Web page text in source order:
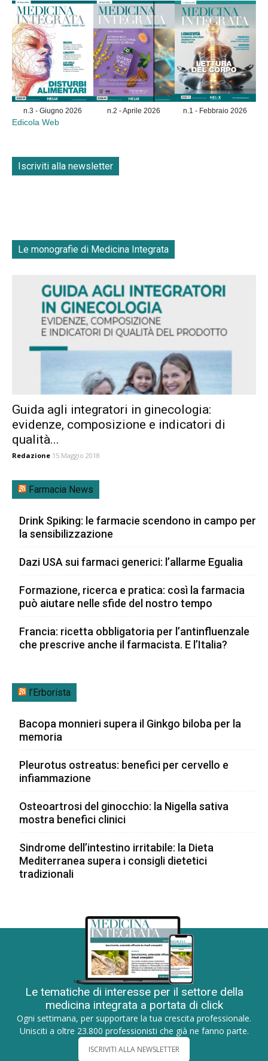
n.3 - Giugno 2026 n.2 - Aprile 2026 n.1 - Febbraio 2026
Edicola Web
Iscriviti alla newsletter
Le monografie di Medicina Integrata
Guida agli integratori in ginecologia:
evidenze, composizione e indicatori di
qualità...
Redazione 15 Maggio 2018
Farmacia News
Drink Spiking: le farmacie scendono in campo per
la sensibilizzazione
Dazi USA sui farmaci generici: l’allarme Egualia
Formazione, ricerca e pratica: così la farmacia
può aiutare nelle sfide del nostro tempo
Francia: ricetta obbligatoria per l’antinfluenzale
che prescrive anche il farmacista. E l’Italia?
l’Erborista
Bacopa monnieri supera il Ginkgo biloba per la
memoria
Pleurotus ostreatus: benefici per cervello e
infiammazione
Osteoartrosi del ginocchio: la Nigella sativa
mostra benefici clinici
Sindrome dell’intestino irritabile: la Dieta
Mediterranea supera i consigli dietetici
tradizionali
Le tematiche di interesse per il settore della
medicina integrata a portata di click
Ogni settimana, per supportare la tua crescita professionale.
Unisciti a oltre 23.800 professionisti che già ne fanno parte.
ISCRIVITI ALLA NEWSLETTER